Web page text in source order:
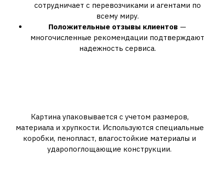
сотрудничает с перевозчиками и агентами по
всему миру.
Положительные отзывы клиентов —
многочисленные рекомендации подтверждают
надежность сервиса.
Картина упаковывается с учетом размеров,
материала и хрупкости. Используются специальные
коробки, пенопласт, влагостойкие материалы и
ударопоглощающие конструкции.